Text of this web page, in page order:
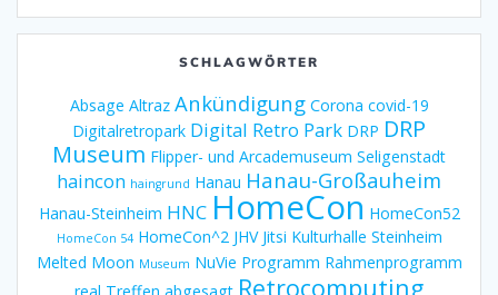
SCHLAGWÖRTER
Absage Altraz Ankündigung Corona covid-19
Digitalretropark Digital Retro Park DRP DRP
Museum Flipper- und Arcademuseum Seligenstadt
haincon haingrund Hanau Hanau-Großauheim
Hanau-Steinheim HNC HomeCon HomeCon52
HomeCon 54 HomeCon^2 JHV Jitsi Kulturhalle Steinheim
Melted Moon Museum NuVie Programm Rahmenprogramm
Retrocomputing